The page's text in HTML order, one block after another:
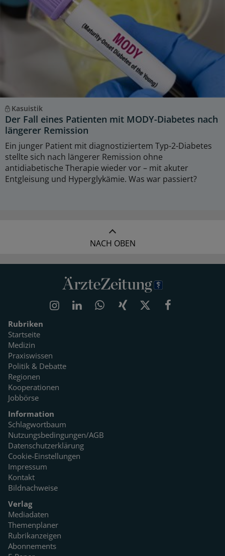
Kasuistik
Der Fall eines Patienten mit MODY-Diabetes nach
längerer Remission
Ein junger Patient mit diagnostiziertem Typ-2-Diabetes
stellte sich nach längerer Remission ohne
antidiabetische Therapie wieder vor – mit akuter
Entgleisung und Hyperglykämie. Was war passiert?
NACH OBEN
Rubriken
Startseite
Medizin
Praxiswissen
Politik & Debatte
Regionen
Kooperationen
Jobbörse
Information
Schlagwortbaum
Nutzungsbedingungen/AGB
Datenschutzerklärung
Cookie-Einstellungen
Impressum
Kontakt
Bildnachweise
Verlag
Mediadaten
Themenplaner
Rubrikanzeigen
Abonnements